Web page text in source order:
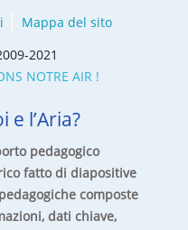
Mappa del sito
2021
NOTRE AIR !
e l’Aria?
pedagogico
fatto di diapositive
composte
dati chiave,